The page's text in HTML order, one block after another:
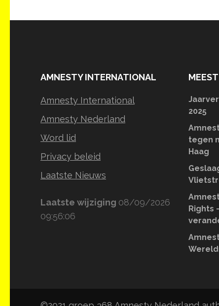
AMNESTY INTERNATIONAL
Amnesty International
Amnesty Nederland
Word lid
Privacy beleid
Laatste Nieuws
Laatste wijziging 08/09/2026
09:56:06
2025
tegen
Haag
Rights